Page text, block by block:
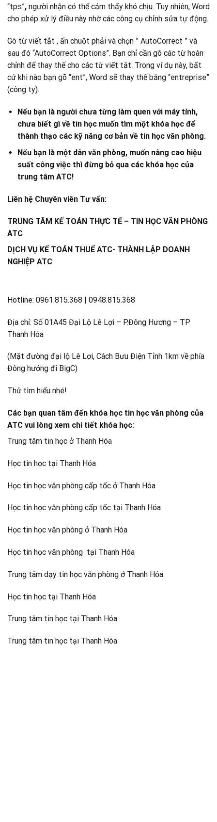
“tps”, người nhận có thể cảm thấy khó chịu. Tuy nhiên, Word
cho phép xử lý điều này nhờ các công cụ chỉnh sửa tự động.
Gõ từ viết tắt , ấn chuột phải và chọn ” AutoCorrect ” và
sau đó “AutoCorrect Options”. Bạn chỉ cần gõ các từ hoàn
chỉnh để thay thế cho các từ viết tắt. Trong ví dụ này, bất
cứ khi nào bạn gõ “ent”, Word sẽ thay thế bằng “entreprise”
(công ty).
Nếu bạn là người chưa từng làm quen với máy tính,
chưa biết gì về tin học muốn tìm một khóa học để
thành thạo các kỹ năng cơ bản về tin học văn phòng.
Nếu bạn là một dân văn phòng, muốn nâng cao hiệu
suất công việc thì đừng bỏ qua các khóa học của
trung tâm ATC!
Liên hệ Chuyên viên Tư vấn:
TRUNG TÂM KẾ TOÁN THỰC TẾ – TIN HỌC VĂN PHÒNG
ATC
DỊCH VỤ KẾ TOÁN THUẾ ATC- THÀNH LẬP DOANH
NGHIỆP ATC
Hotline: 0961.815.368 | 0948.815.368
Địa chỉ: Số 01A45 Đại Lộ Lê Lợi – P.Đông Hương – TP
Thanh Hóa
(Mặt đường đại lộ Lê Lợi, Cách Bưu Điện Tỉnh 1km về phía
Đông hướng đi BigC)
Thử tìm hiểu nhé!
Các bạn quan tâm đến khóa học tin học văn phòng của
ATC vui lòng xem chi tiết khóa học:
Trung tâm tin học ở Thanh Hóa
Học tin học tại Thanh Hóa
Học tin học văn phòng cấp tốc ở Thanh Hóa
Học tin học văn phòng cấp tốc tại Thanh Hóa
Học tin học văn phòng ở Thanh Hóa
Học tin học văn phòng tại Thanh Hóa
Trung tâm dạy tin học văn phòng ở Thanh Hóa
Học tin học tại Thanh Hóa
Trung tâm tin học tại Thanh Hóa
Trung tâm tin học tại Thanh Hóa